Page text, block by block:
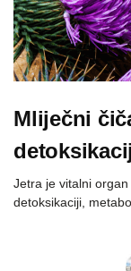
Mliječni
Jetra je vitalni
detoksikaciji,